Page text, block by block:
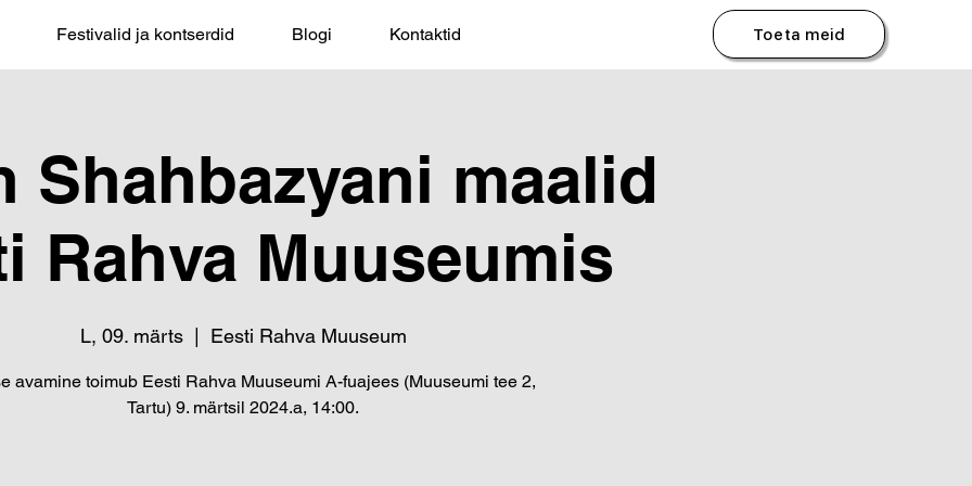
Festivalid ja kontserdid Blogi Kontaktid Toeta meid
Shahbazyani maalid
Rahva Muuseumis
L, 09. märts
  |
Eesti Rahva Muuseum
avamine toimub Eesti Rahva Muuseumi A-fuajees (Muuseumi tee 2,
Tartu) 9. märtsil 2024.a, 14:00.